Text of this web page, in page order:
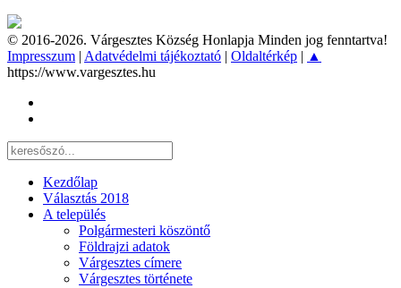
© 2016-2026. Várgesztes Község Honlapja Minden jog fenntartva!
Impresszum | Adatvédelmi tájékoztató | Oldaltérkép | ▲
https://www.vargesztes.hu
Kezdőlap
Választás 2018
A település
Polgármesteri köszöntő
Földrajzi adatok
Várgesztes címere
Várgesztes története